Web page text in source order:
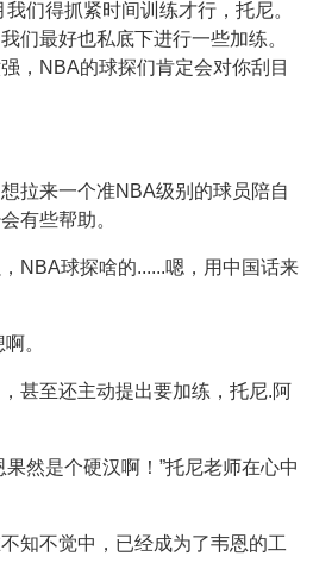
们得抓紧时间训练才行，托尼。
们最好也私底下进行一些加练。
，NBA的球探们肯定会对你刮目
拉来一个准NBA级别的球员陪自
有些帮助。
NBA球探啥的......嗯，用中国话来
。
甚至还主动提出要加练，托尼.阿
果然是个硬汉啊！”托尼老师在心中
知不觉中，已经成为了韦恩的工